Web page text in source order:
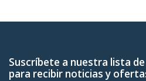
Suscríbete a nuestra lista
para recibir noticias y